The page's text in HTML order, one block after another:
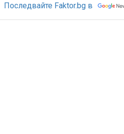
Последвайте Faktor.bg в